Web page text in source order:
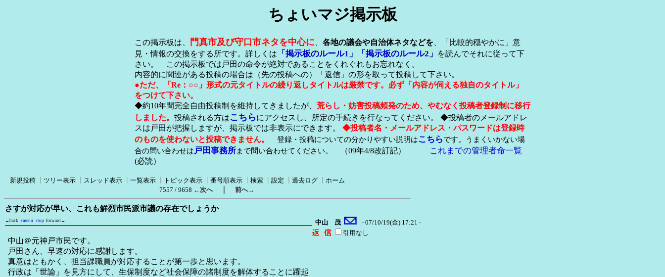
ちょいマジ掲示板
この掲示板は、 門真市及び守口市ネタを中心に、 各地の議会や自治体ネタなどを、「比較的穏やかに」意
見・情報の交換をする所です。詳しくは
「掲示板のルール1」 「掲示板のルール2」
を読んでそれに従って下
さい。 この掲示板では戸田の命令が絶対であることをくれぐれもお忘れなく。
内容的に関連がある投稿の場合は（先の投稿への）「返信」の形を取って投稿して下さい。
●ただ、「Re：○○」形式の元タイトルの繰り返しタイトルは厳禁です。必ず「内容が伺える独自のタイトル」
をつけて下さい。
◆約10年間完全自由投稿制を維持してきましたが、 荒らし・妨害投稿頻発のため、やむなく投稿者登録制に移行
しました。 投稿される方はこちらにアクセスし、所定の手続きを行なってください。 ◆投稿者のメールアドレ
スは戸田が把握しますが、掲示板では非表示にできます。 ◆投稿者名・メールアドレス・パスワードは登録時
のものを使わないと投稿できません。
登録・投稿についての分かりやすい説明はこちらです。うまくいかない場
合の問い合わせは戸田事務所まで問い合わせてください。 （09年4/8改訂記） これまでの管理者命一覧
(必読）
新規投稿 ツリー表示 スレッド表示 一覧表示 トピック表示 番号順表示 検索 設定 過去ログ
ホーム
7557 / 9658 ←次へ｜ 前へ→
さすが対応が早い、これも鮮烈市民派市議の存在でしょうか
←back ↑menu ↑top forward→ 中山 茂 - 07/10/19(金) 17:21 -
中山＠元神戸市民です。
戸田さん、早速の対応に感謝します。
真意はともかく、担当課職員が対応することが第一歩と思います。
行政は「世論」を見方にして、生保制度など社会保障の諸制度を解体することに躍起
引用なし